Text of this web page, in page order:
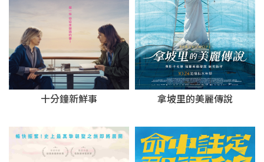
十分鐘新鮮事 拿坡里的美麗傳說